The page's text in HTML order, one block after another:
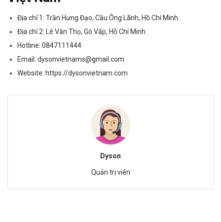
Địa chỉ 1: Trần Hưng Đạo, Cầu Ông Lãnh, Hồ Chí Minh.
Địa chỉ 2: Lê Văn Thọ, Gò Vấp, Hồ Chí Minh.
Hotline: 0847111444
Email: dysonvietnams@gmail.com
Website: https://dysonvietnam.com
Dyson
Quản trị viên